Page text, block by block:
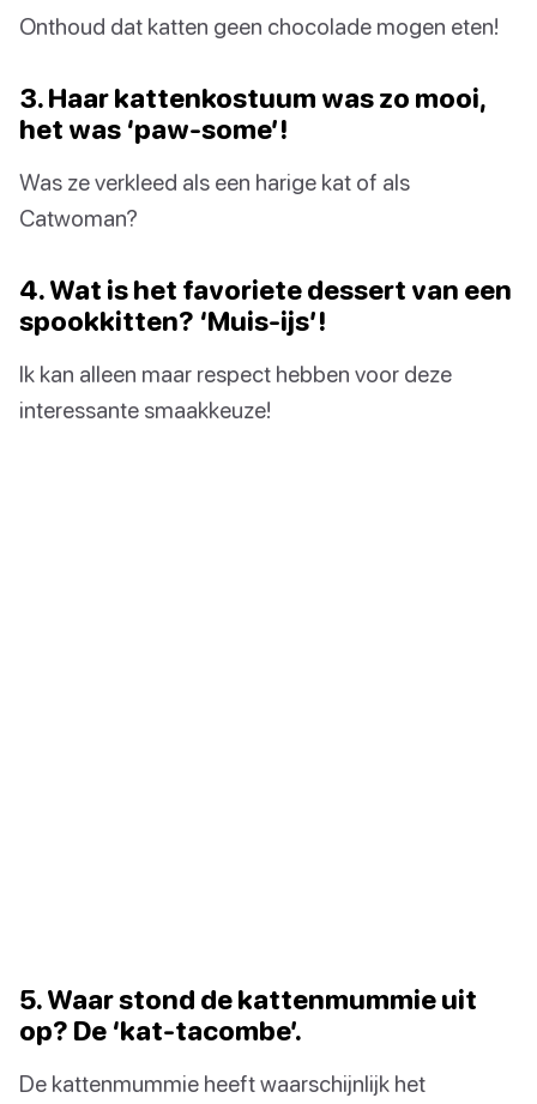
Onthoud dat katten geen chocolade mogen eten!
3. Haar kattenkostuum was zo mooi,
het was ‘paw-some’!
Was ze verkleed als een harige kat of als
Catwoman?
4. Wat is het favoriete dessert van een
spookkitten? ‘Muis-ijs’!
Ik kan alleen maar respect hebben voor deze
interessante smaakkeuze!
5. Waar stond de kattenmummie uit
op? De ‘kat-tacombe’.
De kattenmummie heeft waarschijnlijk het